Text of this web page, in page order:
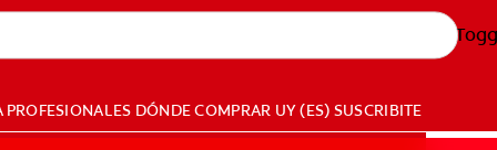
PROFESIONALES DÓNDE COMPRAR UY (ES) SUSCRIBITE